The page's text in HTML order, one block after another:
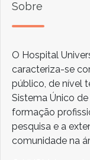
Sobre
O Hospital
caracteriza-se
público, de nível
Sistema Único
formação
pesquisa e a
comunidade na